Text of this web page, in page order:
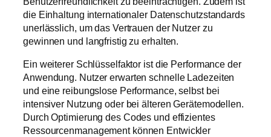
die Einhaltung internationaler Datenschutzstandards
unerlässlich, um das Vertrauen der Nutzer zu
gewinnen und langfristig zu erhalten.
Ein weiterer Schlüsselfaktor ist die Performance der
Anwendung. Nutzer erwarten schnelle Ladezeiten
und eine reibungslose Performance, selbst bei
intensiver Nutzung oder bei älteren Gerätemodellen.
Durch Optimierung des Codes und effizientes
Ressourcenmanagement können Entwickler